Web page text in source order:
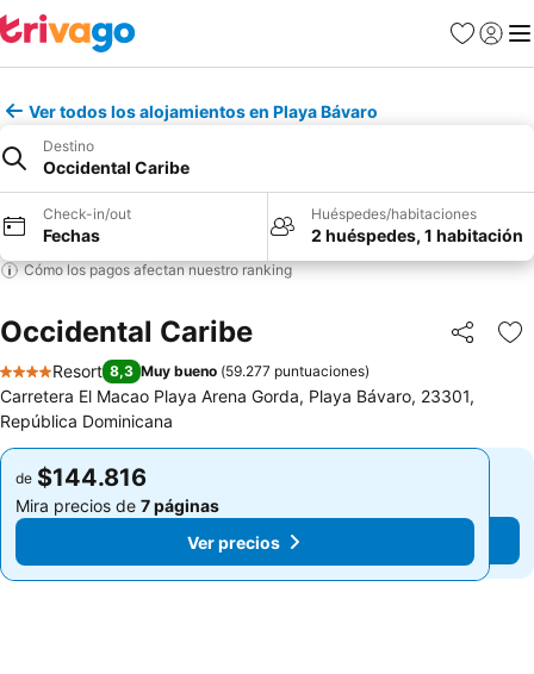
Favoritos
Iniciar
Ver todos los alojamientos en Playa Bávaro
Destino
Occidental Caribe
Check-in/out
Fechas
Huéspedes/habitaciones
2 huéspedes, 1 habitación
Cómo los pagos afectan nuestro ranking
Occidental Caribe Compartir
4 Estrellas
Resort 8,3 Muy bueno (59.277 puntuaciones)
Carretera El Macao Playa Arena Gorda, Playa Bávaro, 23301,
República Dominicana
de $144.816
Mira precios de 7 páginas
Ver precios
de $144.816
Mira precios de 7 páginas
Ver precios